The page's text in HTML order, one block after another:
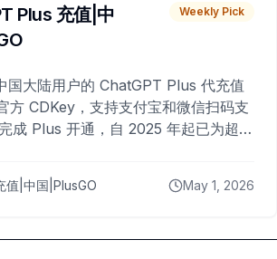
Plus 充值|中
Weekly Pick
国大陆用户的 ChatGPT Plus 代充值
方 CDKey，支持支付宝和微信扫码支
成 Plus 开通，自 2025 年起已为超过
值|中国|PlusGO May 1, 2026